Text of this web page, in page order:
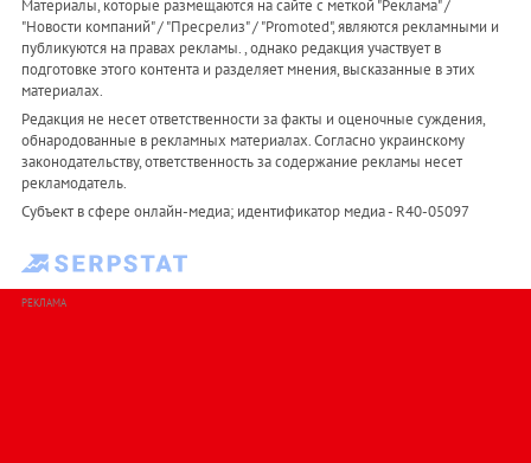
Материалы, которые размещаются на сайте с меткой "Реклама" /
"Новости компаний" / "Пресрелиз" / "Promoted", являются рекламными и
публикуются на правах рекламы. , однако редакция участвует в
подготовке этого контента и разделяет мнения, высказанные в этих
материалах.
Редакция не несет ответственности за факты и оценочные суждения,
обнародованные в рекламных материалах. Согласно украинскому
законодательству, ответственность за содержание рекламы несет
рекламодатель.
Субъект в сфере онлайн-медиа; идентификатор медиа - R40-05097
РЕКЛАМА